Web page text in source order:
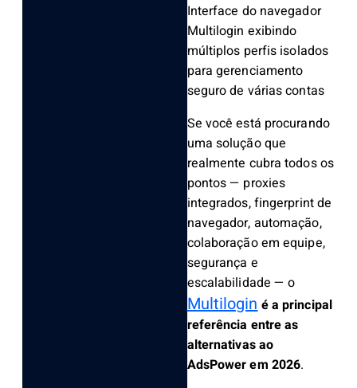
Interface do navegador
Multilogin exibindo
múltiplos perfis isolados
para gerenciamento
seguro de várias contas
Se você está procurando
uma solução que
realmente cubra todos os
pontos — proxies
integrados, fingerprint de
navegador, automação,
colaboração em equipe,
segurança e
escalabilidade — o
Multiloginé a principal
referência entre as
alternativas ao
AdsPower em 2026.